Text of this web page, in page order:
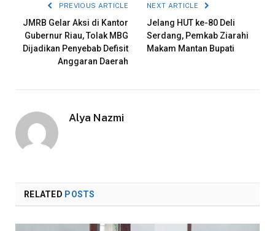
PREVIOUS ARTICLE
JMRB Gelar Aksi di Kantor
Gubernur Riau, Tolak MBG
Dijadikan Penyebab Defisit
Anggaran Daerah
NEXT ARTICLE
Jelang HUT ke-80 Deli
Serdang, Pemkab Ziarahi
Makam Mantan Bupati
Alya Nazmi
RELATED POSTS